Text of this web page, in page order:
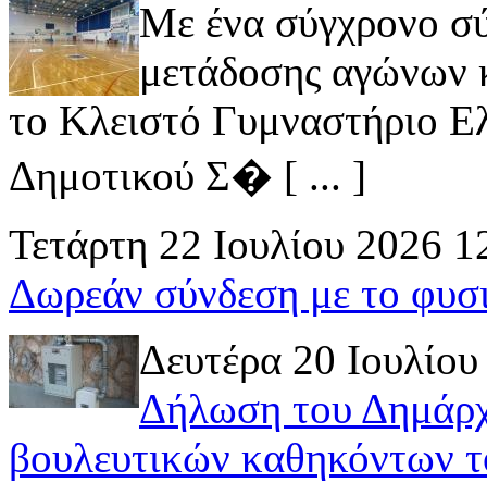
Με ένα σύγχρονο
μετάδοσης αγώνων
το Κλειστό Γυμναστήριο
Δημοτικού Σ� [ ... ]
Τετάρτη 22 Ιουλίου 2026
Δωρεάν σύνδεση με το
Δευτέρα 20
Δήλωση του
βουλευτικών καθηκόντων